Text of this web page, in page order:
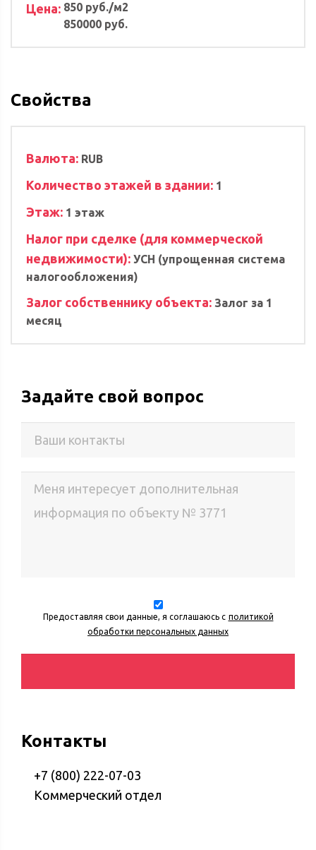
Цена: 850 руб./м2
850000 руб.
Свойства
Валюта: RUB
Количество этажей в здании: 1
Этаж: 1 этаж
Налог при сделке (для коммерческой
недвижимости): УСН (упрощенная система
налогообложения)
Залог собственнику объекта: Залог за 1
месяц
Задайте свой вопрос
Предоставляя свои данные, я соглашаюсь с политикой
обработки персональных данных
Контакты
+7 (800) 222-07-03
Коммерческий отдел